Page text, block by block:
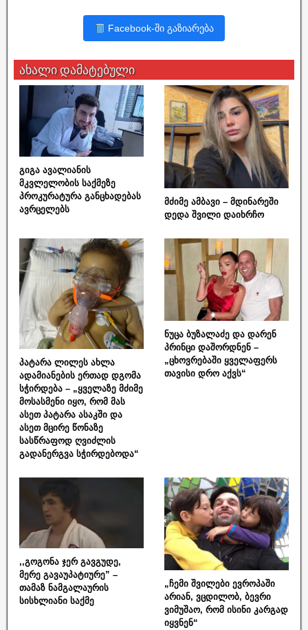
Facebook-ში გაზიარება
ახალი დამატებული
გიგა ავალიანის
მკვლელობის საქმეზე
პროკურატურა განცხადებას
ავრცელებს
მძიმე ამბავი – მდინარეში
დედა შვილი დაიხრჩო
პატარა ლილეს ახლა
ადამიანების ერთად დგომა
სჭირდება – „ყველაზე მძიმე
მოსასმენი იყო, რომ მას
ასეთ პატარა ასაკში და
ასეთ მცირე წონაზე
სასწრაფოდ ღვიძლის
გადანერგვა სჭირდებოდა“
ნუცა ბუზალაძე და დარენ
პრინცი დაშორდნენ –
„ცხოვრებაში ყველაფერს
თავისი დრო აქვს“
,,გოგონა ჯერ გავგუდე,
მერე გავაუპატიურე” –
თამაზ ნამგალაურის
სისხლიანი საქმე
„ჩემი შვილები ევროპაში
არიან, ვცდილობ, ბევრი
ვიმუშაო, რომ ისინი კარგად
იყვნენ“